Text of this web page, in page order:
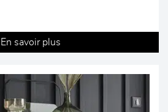
En savoir plus